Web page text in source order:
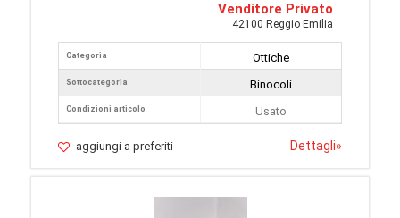
Venditore Privato
42100 Reggio Emilia
Categoria
Sottocategoria
Condizioni articolo
Ottiche
Binocoli
Usato
aggiungi a preferiti Dettagli»